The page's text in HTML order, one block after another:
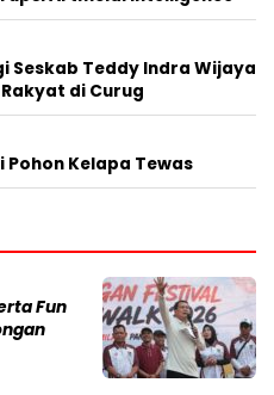
Seskab Teddy Indra Wijaya
di Curug
Kelapa Tewas
Fun